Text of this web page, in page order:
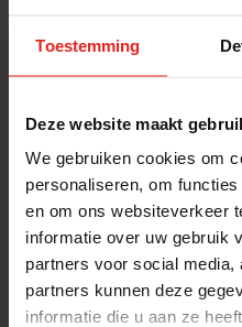
Toestemming
Deze website maakt
We gebruiken cookies om
personaliseren, om
en om ons websiteverkeer
informatie over uw gebruik
partners voor social
partners kunnen deze
informatie die u aan ze
winnaar van het
Actuele vacatures
Pers en media
Jaarverslag 2025